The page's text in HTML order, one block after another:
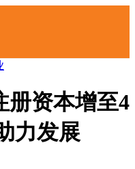
册资本增至4
力发展